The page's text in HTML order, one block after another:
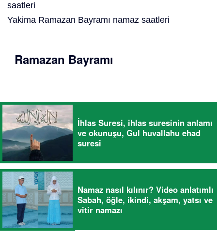
saatleri
Yakima Ramazan Bayramı namaz saatleri
Ramazan Bayramı
İhlas Suresi, ihlas suresinin anlamı
ve okunuşu, Gul huvallahu ehad
suresi
Namaz nasıl kılınır? Video anlatımlı
Sabah, öğle, ikindi, akşam, yatsı ve
vitir namazı